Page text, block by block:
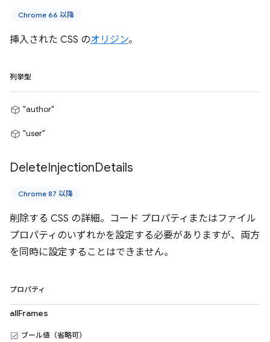
Chrome 66 以降
挿入された CSS のオリジン。
列挙型
"author"
"user"
DeleteInjectionDetails
Chrome 87 以降
削除する CSS の詳細。コード プロパティまたはファイル
プロパティのいずれかを設定する必要がありますが、両方
を同時に設定することはできません。
プロパティ
allFrames
ブール値（省略可）